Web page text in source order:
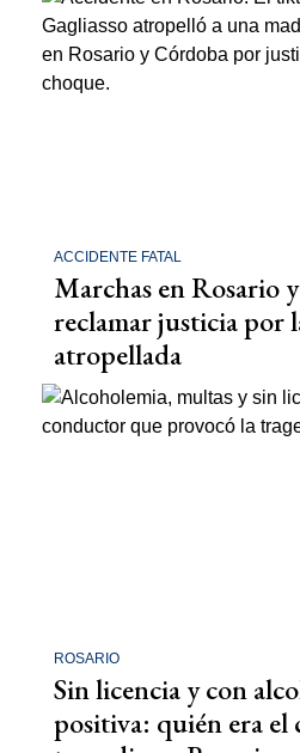
ACCIDENTE FATAL
Marchas en Rosario
reclamar justicia por
atropellada
ROSARIO
Sin licencia y con
positiva: quién era